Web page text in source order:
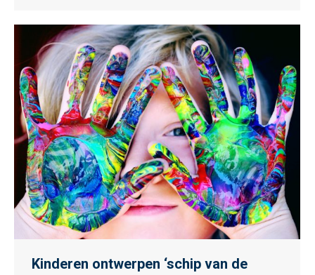
Kinderen ontwerpen ‘schip van de